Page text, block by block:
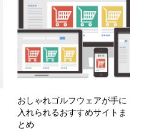
おしゃれゴルフウェアが手に
入れられるおすすめサイトま
とめ